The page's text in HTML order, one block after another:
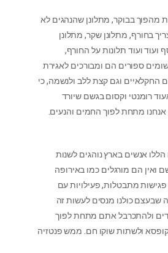
מהפוך בבוקר, מתלונן שהנהגים לא
בחורף, מתלונן שקר, מתלונן
ועוד ועוד תלונות על החורף,
ספורים הם ומבורכים לאגירת
החקלאיים וגם קצת ללב ולנשמה, כי
רומנטי וקסום בגשם שיורד
מתחת לפוך החמים והנעים.
אנשים בארץ נוהגים לשנות
ואין הם מורגלים כמו באירופה
מתבטלות, פעילויות עם
שבעצם כולנו מנסים לעשות זה
ולהתכרבל אתם מתחת לפוך
ולשתות שוקו חם. ממש פנטזיה